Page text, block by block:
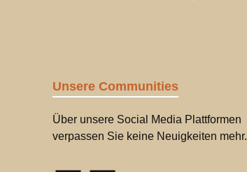
Unsere Communities
Über unsere Social Media Plattformen
verpassen Sie keine Neuigkeiten mehr.